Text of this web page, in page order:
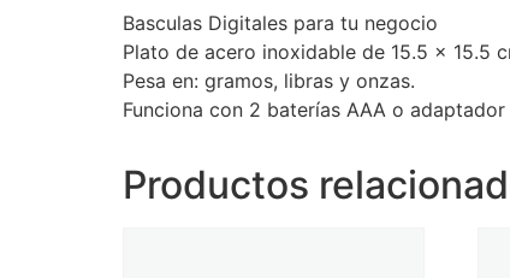
Basculas Digitales para tu negocio
Plato de acero inoxidable de 15.5 x 15.5
Pesa en: gramos, libras y onzas.
Funciona con 2 baterías AAA o
Productos